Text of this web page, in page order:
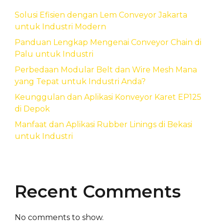
Solusi Efisien dengan Lem Conveyor Jakarta
untuk Industri Modern
Panduan Lengkap Mengenai Conveyor Chain di
Palu untuk Industri
Perbedaan Modular Belt dan Wire Mesh Mana
yang Tepat untuk Industri Anda?
Keunggulan dan Aplikasi Konveyor Karet EP125
di Depok
Manfaat dan Aplikasi Rubber Linings di Bekasi
untuk Industri
Recent Comments
No comments to show.